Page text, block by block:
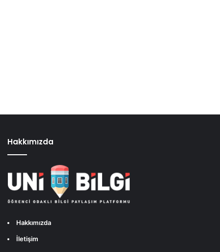
Hakkımızda
Hakkımızda
İletişim